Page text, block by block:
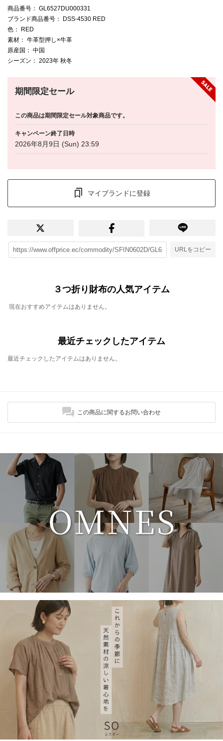
商品番号 ： GL6527DU000331
ブランド商品番号 ： DSS-4530 RED
色 ： RED
素材 ： 牛革型押し×牛革
原産国 ： 中国
シーズン ： 2023年 秋冬
期間限定セール
この商品は期間限定セール対象商品です。
キャンペーン終了日時
2026年8月9日 (Sun) 23:59
マイブランドに登録
URLをコピー
３つ折り財布の人気アイテム
現在おすすめアイテムはありません。
最近チェックしたアイテム
最近チェックしたアイテムはありません。
この商品に関するお問い合わせ